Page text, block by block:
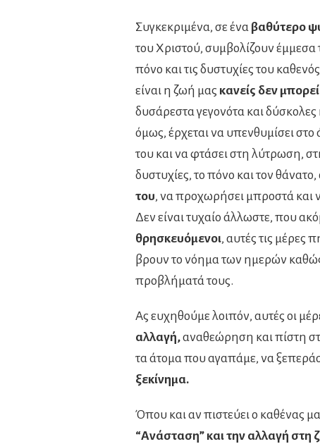
Συγκεκριμένα, σε ένα βαθύτερο
του Χριστού, συμβολίζουν
πόνο και τις δυστυχίες του
είναι η ζωή μας κανείς δεν
δυσάρεστα γεγονότα και
όμως, έρχεται να υπενθυμίσει στο
του και να φτάσει στη λύτρωση,
δυστυχίες, το πόνο και τον
του, να προχωρήσει μπροστά και
Δεν είναι τυχαίο άλλωστε, που
θρησκευόμενοι, αυτές τις μέρες
βρουν το νόημα των ημερών
προβλήματά τους.
Ας ευχηθούμε λοιπόν, αυτές οι
αλλαγή,αναθεώρηση και πίστη
τα άτομα που αγαπάμε, να
ξεκίνημα.
Όπου και αν πιστεύει ο καθένας
“Ανάσταση” και την αλλαγή στη